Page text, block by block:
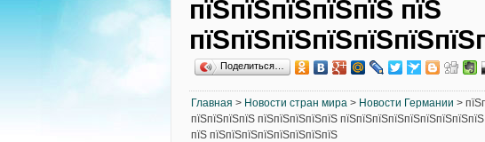
пїЅпїЅпїЅпїЅпїЅ пїЅ
Поделиться…
Главная > Новости стран мира > Новости Германии >
пїЅпїЅпїЅпїЅ пїЅпїЅпїЅпїЅпїЅ
пїЅ пїЅпїЅпїЅпїЅпїЅпїЅпїЅпїЅ